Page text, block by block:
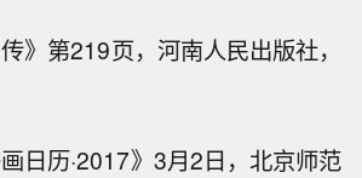
》第219页，河南人民出版社，
画日历·2017》3月2日，北京师范